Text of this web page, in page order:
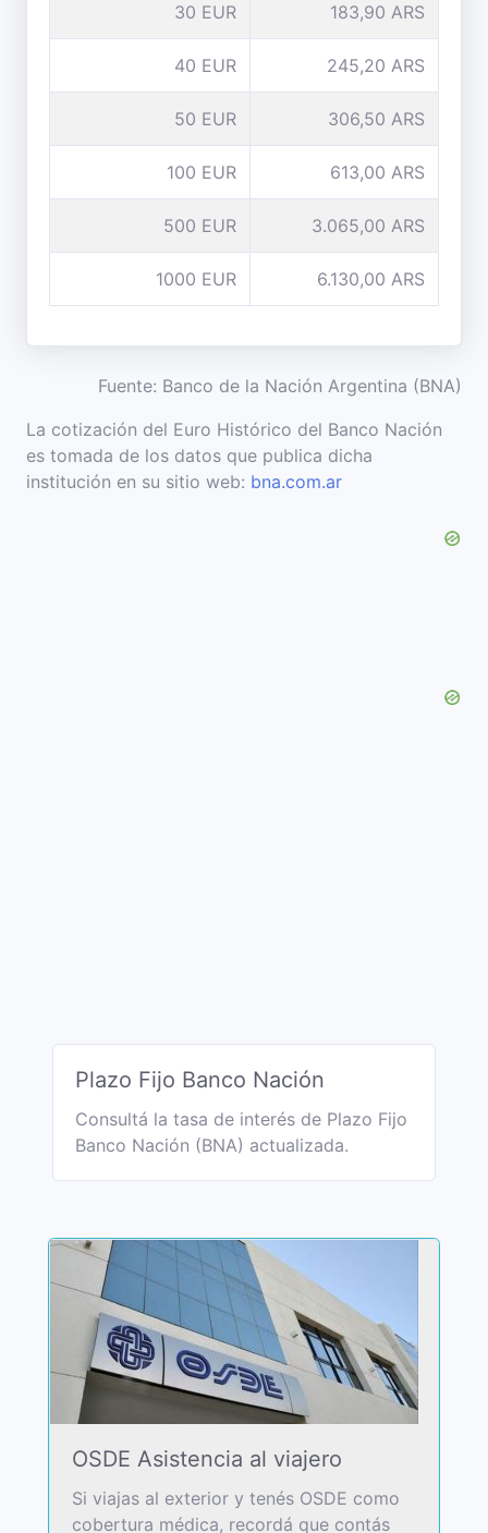
30 EUR 183,90 ARS
40 EUR 245,20 ARS
50 EUR 306,50 ARS
100 EUR 613,00 ARS
500 EUR 3.065,00 ARS
1000 EUR 6.130,00 ARS
Fuente: Banco de la Nación Argentina (BNA)
La cotización del Euro Histórico del Banco Nación
es tomada de los datos que publica dicha
institución en su sitio web: bna.com.ar
Plazo Fijo Banco Nación
Consultá la tasa de interés de Plazo Fijo
Banco Nación (BNA) actualizada.
OSDE Asistencia al viajero
Si viajas al exterior y tenés OSDE como
cobertura médica, recordá que contás